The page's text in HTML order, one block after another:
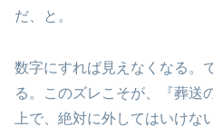
だ、と。
数字にすれば見えなくなる。
る。このズレこそが、『葬送
上で、絶対に外してはいけな